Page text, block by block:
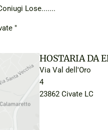
Lose.......
"
HOSTARIA DA
Via Val dell'Oro
4
23862 Civate LC